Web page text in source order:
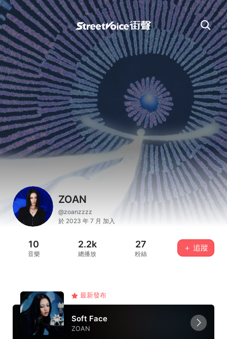
ZOAN
@zoanzzzz
於 2023 年 7 月 加入
10
音樂
2.2k
總播放
27
粉絲
＋ 追蹤
最新發布
Soft Face
ZOAN